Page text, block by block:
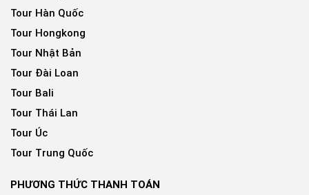
Tour Hàn Quốc
Tour Hongkong
Tour Nhật Bản
Tour Đài Loan
Tour Bali
Tour Thái Lan
Tour Úc
Tour Trung Quốc
PHƯƠNG THỨC THANH TOÁN